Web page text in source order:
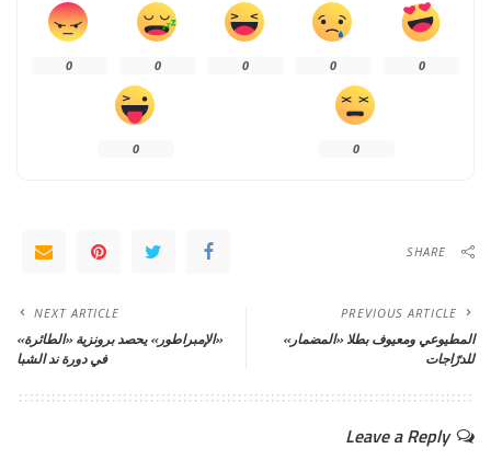
0
0
0
0
0
0
0
SHARE
PREVIOUS ARTICLE
المطيوعي ومعيوف بطلا «المضمار»
للدرّاجات
NEXT ARTICLE
«الإمبراطور» يحصد برونزية «الطائرة»
في دورة ند الشبا
Leave a Reply